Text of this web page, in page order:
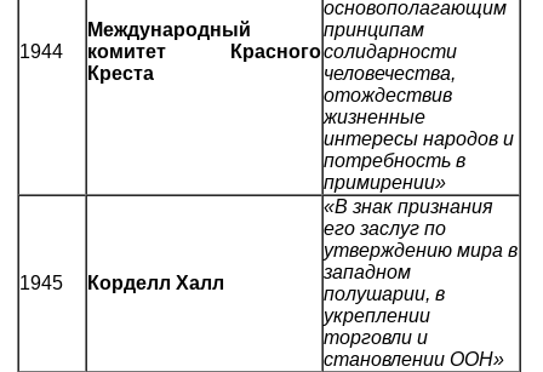
1944
Международный
комитет Красного
Креста
основополагающим
принципам
солидарности
человечества,
отождествив
жизненные
интересы народов и
потребность в
примирении»
1945 Корделл Халл
«В знак признания
его заслуг по
утверждению мира в
западном
полушарии, в
укреплении
торговли и
становлении ООН»